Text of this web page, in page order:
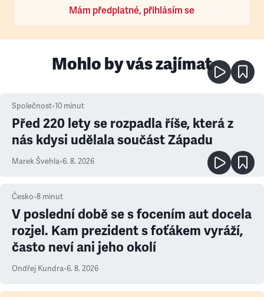
Mám předplatné, přihlásím se
Mohlo by vás zajímat
Společnost•10 minut
Před 220 lety se rozpadla říše, která z
nás kdysi udělala součást Západu
Marek Švehla•6. 8. 2026
Česko•8 minut
V poslední době se s focením aut docela
rozjel. Kam prezident s foťákem vyráží,
často neví ani jeho okolí
Ondřej Kundra•6. 8. 2026